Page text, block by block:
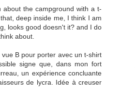
the campground with a t-
deep inside me, I think I am
looks good doesn't it? and I do
about.
B pour porter avec un t-shirt
signe que, dans mon fort
un expérience concluante
de lycra. Idée à creuser